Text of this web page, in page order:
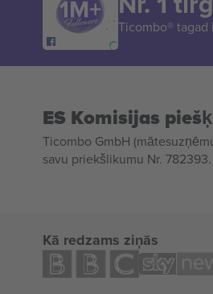
Ticombo®
ES Komisijas
Ticombo GmbH
savu priekšlikumu Nr. 782393.
Kā redzams ziņās